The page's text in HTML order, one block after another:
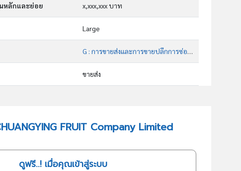
หลักและย่อย x,xxx,xxx บาท
Large
G : การขายส่งและการขายปลีกการซ่อมยานยนต์และ จักรยานยนต์
ขายส่ง
FRUIT Company Limited
ดูฟรี..! เมื่อคุณเข้าสู่ระบบ